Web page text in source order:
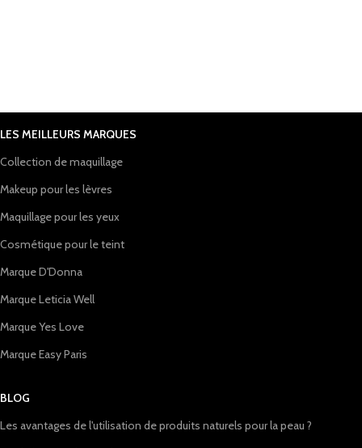
LES MEILLEURS MARQUES
Collection de maquillage
Makeup pour les lèvres
Maquillage pour les yeux
Cosmétique pour le teint
Marque D'Donna
Marque Leticia Well
Marque Yes Love
Marque Easy Paris
BLOG
Les avantages de l'utilisation de produits naturels pour la peau ?